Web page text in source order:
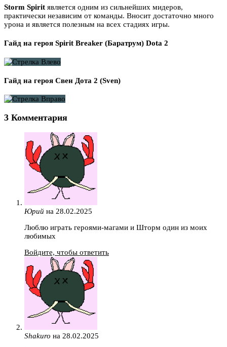
Storm Spirit является одним из сильнейших мидеров,
практически независим от команды. Вносит достаточно много
урона и является полезным на всех стадиях игры.
Гайд на героя Spirit Breaker (Баратрум) Dota 2
Гайд на героя Свен Дота 2 (Sven)
3 Комментария
Юрий на 28.02.2025
Люблю играть героями-магами и Шторм один из моих
любимых
Войдите, чтобы ответить
Shakuro на 28.02.2025